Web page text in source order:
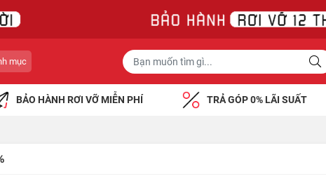
mục
BẢO HÀNH RƠI VỠ MIỄN PHÍ TRẢ GÓP 0% LÃI SUẤT